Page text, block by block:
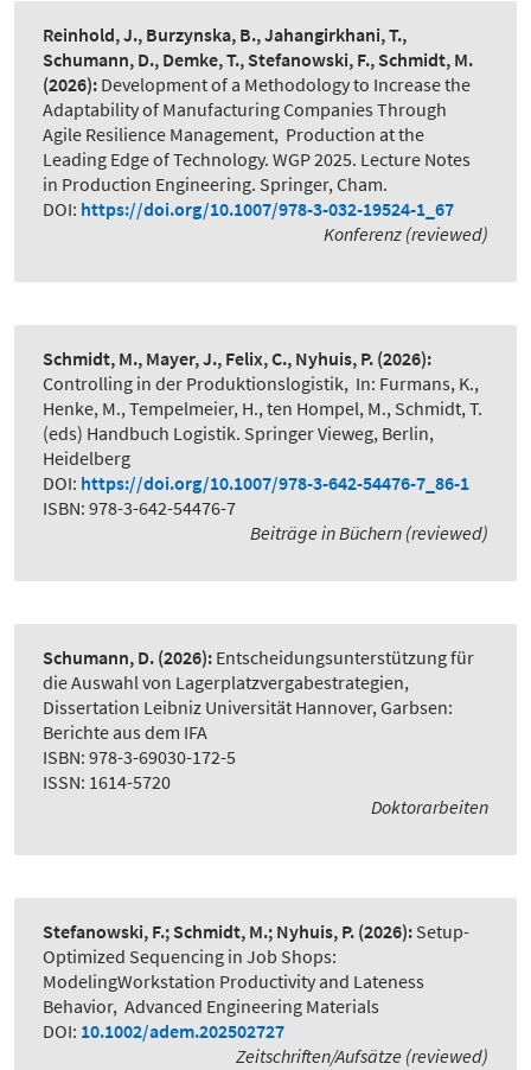
Reinhold, J., Burzynska, B., Jahangirkhani, T.,
Schumann, D., Demke, T., Stefanowski, F., Schmidt, M.
(2026): Development of a Methodology to Increase the
Adaptability of Manufacturing Companies Through
Agile Resilience Management, Production at the
Leading Edge of Technology. WGP 2025. Lecture Notes
in Production Engineering. Springer, Cham.
DOI: https://doi.org/10.1007/978-3-032-19524-1_67
Konferenz (reviewed)
Schmidt, M., Mayer, J., Felix, C., Nyhuis, P. (2026):
Controlling in der Produktionslogistik, In: Furmans, K.,
Henke, M., Tempelmeier, H., ten Hompel, M., Schmidt, T.
(eds) Handbuch Logistik. Springer Vieweg, Berlin,
Heidelberg
DOI: https://doi.org/10.1007/978-3-642-54476-7_86-1
ISBN: 978-3-642-54476-7
Beiträge in Büchern (reviewed)
Schumann, D. (2026): Entscheidungsunterstützung für
die Auswahl von Lagerplatzvergabestrategien,
Dissertation Leibniz Universität Hannover, Garbsen:
Berichte aus dem IFA
ISBN: 978-3-69030-172-5
ISSN: 1614-5720
Doktorarbeiten
Stefanowski, F.; Schmidt, M.; Nyhuis, P. (2026): Setup-
Optimized Sequencing in Job Shops:
ModelingWorkstation Productivity and Lateness
Behavior, Advanced Engineering Materials
DOI: 10.1002/adem.202502727
Zeitschriften/Aufsätze (reviewed)